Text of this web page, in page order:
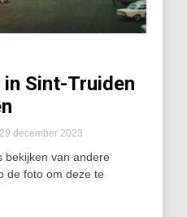
Sint-Truiden
december 2023
bekijken van andere
de foto om deze te